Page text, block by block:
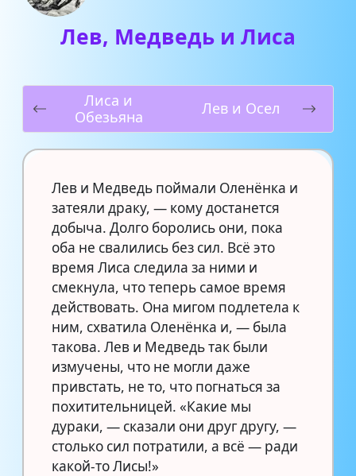
Лев, Медведь и Лиса
Лиса и
Обезьяна
Лев и Осел
Лев и Медведь поймали Оленёнка и
затеяли драку, — кому достанется
добыча. Долго боролись они, пока
оба не свалились без сил. Всё это
время Лиса следила за ними и
смекнула, что теперь самое время
действовать. Она мигом подлетела к
ним, схватила Оленёнка и, — была
такова. Лев и Медведь так были
измучены, что не могли даже
привстать, не то, что погнаться за
похитительницей. «Какие мы
дураки, — сказали они друг другу, —
столько сил потратили, а всё — ради
какой-то Лисы!»